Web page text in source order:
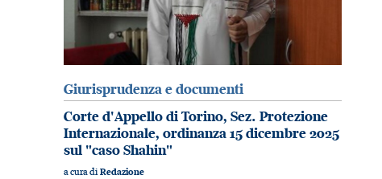
Giurisprudenza e documenti
Corte d'Appello di Torino, Sez. Protezione
Internazionale, ordinanza 15 dicembre 2025
sul "caso Shahin"
a cura diRedazione